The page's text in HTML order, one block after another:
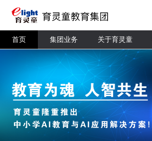
首页 集团业务 关于育灵童